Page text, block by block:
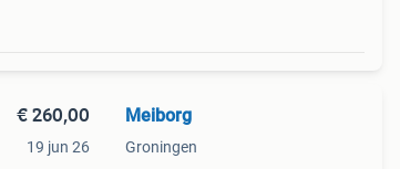
€ 260,00
19 jun 26
Meiborg
Groningen